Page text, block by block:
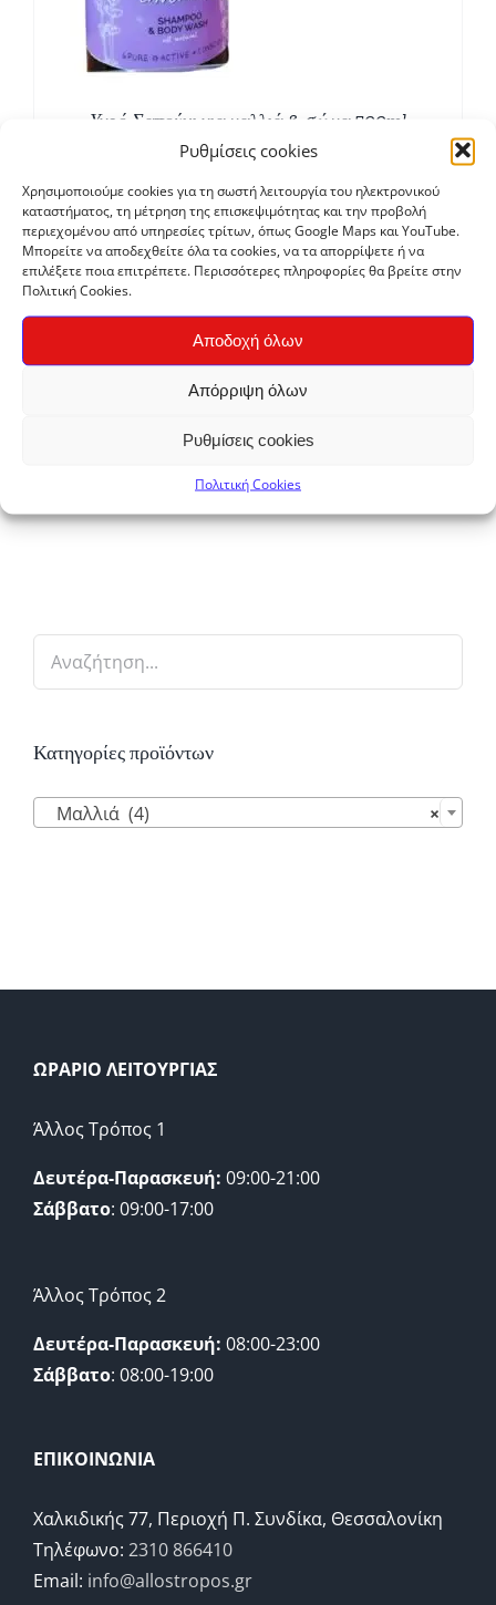
Ρυθμίσεις cookies
Χρησιμοποιούμε cookies για τη σωστή λειτουργία του ηλεκτρονικού
καταστήματος, τη μέτρηση της επισκεψιμότητας και την προβολή
περιεχομένου από υπηρεσίες τρίτων, όπως Google Maps και YouTube.
Μπορείτε να αποδεχθείτε όλα τα cookies, να τα απορρίψετε ή να
επιλέξετε ποια επιτρέπετε. Περισσότερες πληροφορίες θα βρείτε στην
Πολιτική Cookies.
Αποδοχή όλων
Απόρριψη όλων
Ρυθμίσεις cookies
Πολιτική Cookies
Υγρό Σαπούνι για μαλλιά & σώμα 500ml
€6,15
Στέρεο βιολογικό σαμπουάν
€5,80
Κατηγορίες προϊόντων
×
Μαλλιά (4)
ΩΡΑΡΙΟ ΛΕΙΤΟΥΡΓΙΑΣ
Άλλος Τρόπος 1
Δευτέρα-Παρασκευή: 09:00-21:00
Σάββατο: 09:00-17:00
Άλλος Τρόπος 2
Δευτέρα-Παρασκευή: 08:00-23:00
Σάββατο: 08:00-19:00
ΕΠΙΚΟΙΝΩΝΙΑ
Χαλκιδικής 77, Περιοχή Π. Συνδίκα, Θεσσαλονίκη
Τηλέφωνο: 2310 866410
Email: info@allostropos.gr